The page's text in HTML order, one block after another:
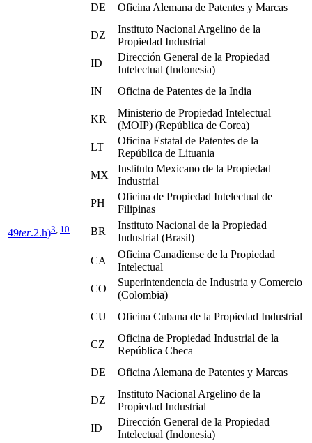
DE
Oficina Alemana de Patentes y Marcas
DZ
Instituto Nacional Argelino de la
Propiedad Industrial
ID
Dirección General de la Propiedad
Intelectual (Indonesia)
IN
Oficina de Patentes de la India
KR
Ministerio de Propiedad Intelectual
(MOIP) (República de Corea)
LT
Oficina Estatal de Patentes de la
República de Lituania
MX
Instituto Mexicano de la Propiedad
Industrial
PH
Oficina de Propiedad Intelectual de
Filipinas
49ter.2.h)3 10 BR
Instituto Nacional de la Propiedad
Industrial (Brasil)
CA
Oficina Canadiense de la Propiedad
Intelectual
CO
Superintendencia de Industria y Comercio
(Colombia)
CU
Oficina Cubana de la Propiedad Industrial
CZ
Oficina de Propiedad Industrial de la
República Checa
DE
Oficina Alemana de Patentes y Marcas
DZ
Instituto Nacional Argelino de la
Propiedad Industrial
ID
Dirección General de la Propiedad
Intelectual (Indonesia)